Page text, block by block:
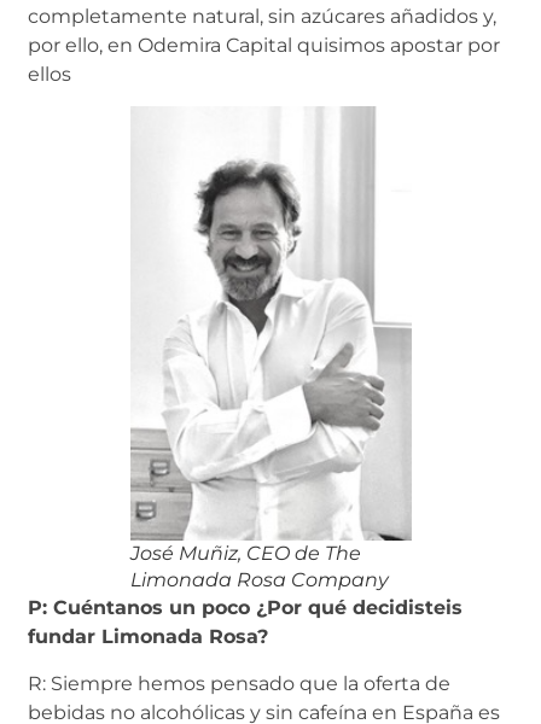
completamente natural, sin azúcares añadidos y,
por ello, en Odemira Capital quisimos apostar por
ellos
José Muñiz, CEO de The
Limonada Rosa Company
P: Cuéntanos un poco ¿Por qué decidisteis
fundar Limonada Rosa?
R: Siempre hemos pensado que la oferta de
bebidas no alcohólicas y sin cafeína en España es